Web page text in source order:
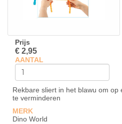
Prijs
€ 2,95
AANTAL
Rekbare sliert in het blawu om
te verminderen
MERK
Dino World